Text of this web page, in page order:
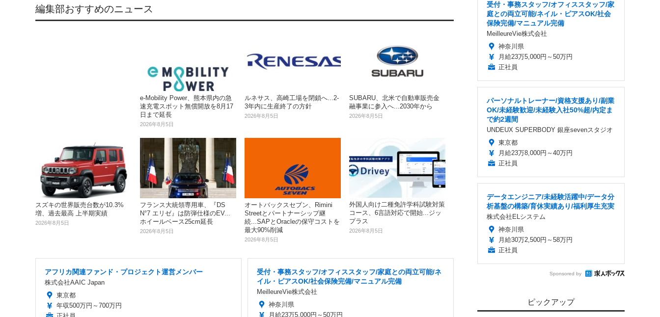
編集部おすすめのニュース
e-Mobility Power、熊本県内の急
速充電スポット無償開放を8月17
日まで延長
2026年8月5日
ルネサス、高崎工場を閉鎖へ...2‐
3年内に生産終了の方針
2026年8月5日
SUBARU、北米で自動車販売金
融事業に参入へ...2030年から
2026年8月5日
スズキの世界販売台数が10.3%
増、過去最高 上半期実績
2026年8月5日
フランス大統領専用車、『DS
N°7 エリゼ』は防弾仕様のEV...
ホイールベース25cm延長
2026年8月5日
オートバックスセブン、Rimini
Streetとパートナーシップ継
続...SAPとOracleの保守コストを
最大90%削減
2026年8月5日
外国人向け二種免許学科試験対策
コース、6言語対応で開始...ジッ
プラス
2026年8月5日
アフリカ関連ファンド・プロジェクト運営メンバー
株式会社AAIC Japan
東京都
年収500万円～700万円
受付・事務スタッフ/オフィススタッフ/家庭との両立可能/ネ
イル・ピアスOK/社会保険完備/マニュアル完備
MeilleureVie株式会社
神奈川県
月給23万5,000円～50万円
受付・事務スタッフ/オフィススタッフ/家
庭との両立可能/ネイル・ピアスOK/社会
保険完備/マニュアル完備
MeilleureVie株式会社
神奈川県
月給23万5,000円～50万円
正社員
パーソナルトレーナー/資格支援あり/副業
OK/未経験歓迎/未経験入社50%超/内定ま
で約2週間
UNDEUX SUPERBODY 銀座sevenスタジオ
東京都
月給23万8,000円～40万円
正社員
データエンジニア/未経験活躍中/データ分
析基盤の構築/育休実績あり/福利厚生充実
株式会社ELシステム
神奈川県
月給30万2,500円～58万円
正社員
Sponsored by
ピックアップ